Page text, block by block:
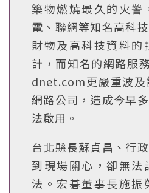
築物燃燒最久的火警
電、聯網等知名高科
財物及高科技資料的
計，而知名的網路服
dnet.com更嚴重波及
網路公司，造成今早
法啟用。
台北縣長蘇貞昌、行
到現場關心，卻無法
法。宏碁董事長施振